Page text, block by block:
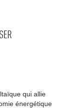
qui allie
énergétique